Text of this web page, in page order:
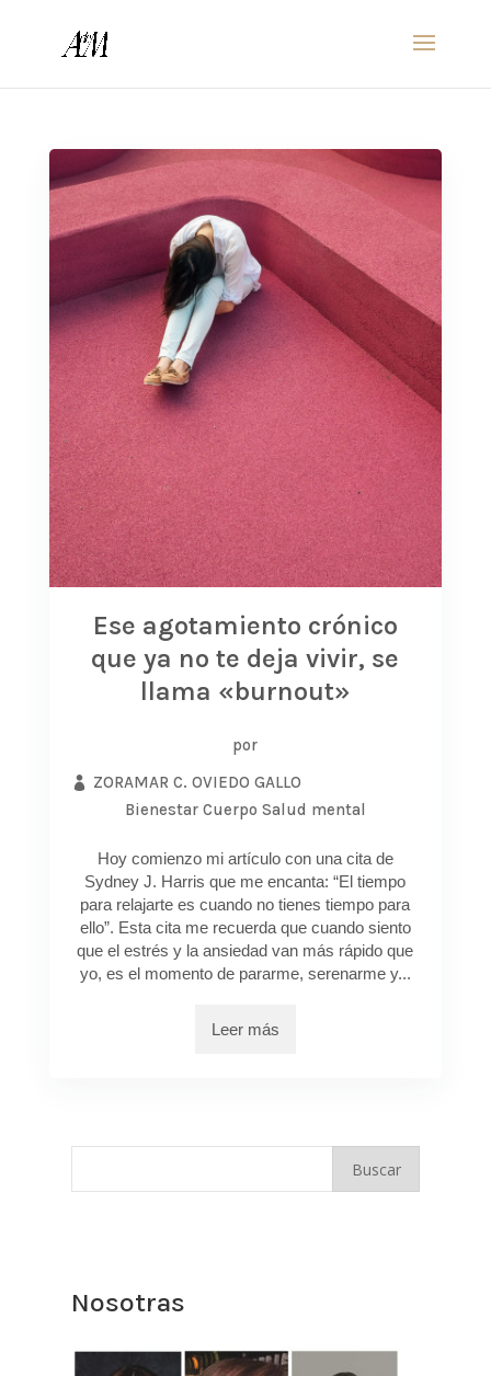
Ese agotamiento crónico
que ya no te deja vivir, se
llama «burnout»
por
ZORAMAR C. OVIEDO GALLO
Bienestar Cuerpo Salud mental
Hoy comienzo mi artículo con una cita de
Sydney J. Harris que me encanta: “El tiempo
para relajarte es cuando no tienes tiempo para
ello”. Esta cita me recuerda que cuando siento
que el estrés y la ansiedad van más rápido que
yo, es el momento de pararme, serenarme y...
Leer más
Nosotras